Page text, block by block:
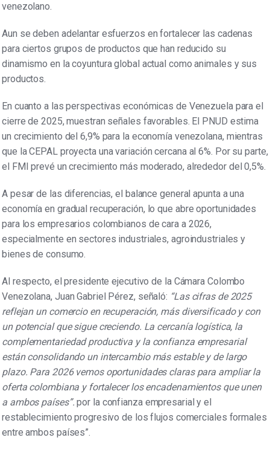
venezolano.
Aun se deben adelantar esfuerzos en fortalecer las cadenas
para ciertos grupos de productos que han reducido su
dinamismo en la coyuntura global actual como animales y sus
productos.
En cuanto a las perspectivas económicas de Venezuela para el
cierre de 2025, muestran señales favorables. El PNUD estima
un crecimiento del 6,9% para la economía venezolana, mientras
que la CEPAL proyecta una variación cercana al 6%. Por su parte,
el FMI prevé un crecimiento más moderado, alrededor del 0,5%.
A pesar de las diferencias, el balance general apunta a una
economía en gradual recuperación, lo que abre oportunidades
para los empresarios colombianos de cara a 2026,
especialmente en sectores industriales, agroindustriales y
bienes de consumo.
Al respecto, el presidente ejecutivo de la Cámara Colombo
Venezolana, Juan Gabriel Pérez, señaló: “Las cifras de 2025
reflejan un comercio en recuperación, más diversificado y con
un potencial que sigue creciendo. La cercanía logística, la
complementariedad productiva y la confianza empresarial
están consolidando un intercambio más estable y de largo
plazo. Para 2026 vemos oportunidades claras para ampliar la
oferta colombiana y fortalecer los encadenamientos que unen
a ambos países”. por la confianza empresarial y el
restablecimiento progresivo de los flujos comerciales formales
entre ambos países”.